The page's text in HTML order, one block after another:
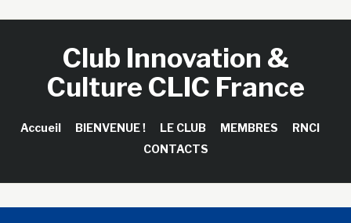
Club Innovation &
Culture CLIC France
Accueil BIENVENUE ! LE CLUB MEMBRES
RNCI
CONTACTS